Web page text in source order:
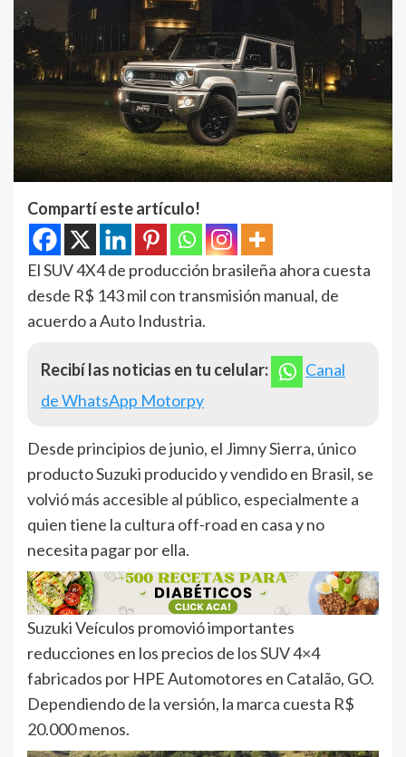
Compartí este artículo!
El SUV 4X4 de producción brasileña ahora cuesta
desde R$ 143 mil con transmisión manual, de
acuerdo a Auto Industria.
Recibí las noticias en tu celular:
Canal
de WhatsApp Motorpy
Desde principios de junio, el Jimny Sierra, único
producto Suzuki producido y vendido en Brasil, se
volvió más accesible al público, especialmente a
quien tiene la cultura off-road en casa y no
necesita pagar por ella.
Suzuki Veículos promovió importantes
reducciones en los precios de los SUV 4×4
fabricados por HPE Automotores en Catalão, GO.
Dependiendo de la versión, la marca cuesta R$
20.000 menos.